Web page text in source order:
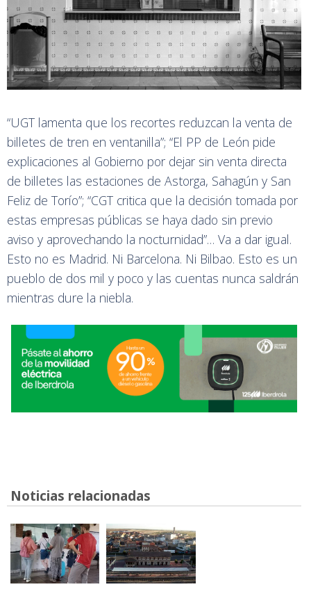
“UGT lamenta que los recortes reduzcan la venta de
billetes de tren en ventanilla”; “El PP de León pide
explicaciones al Gobierno por dejar sin venta directa
de billetes las estaciones de Astorga, Sahagún y San
Feliz de Torío”; “CGT critica que la decisión tomada por
estas empresas públicas se haya dado sin previo
aviso y aprovechando la nocturnidad”… Va a dar igual.
Esto no es Madrid. Ni Barcelona. Ni Bilbao. Esto es un
pueblo de dos mil y poco y las cuentas nunca saldrán
mientras dure la niebla.
Noticias relacionadas